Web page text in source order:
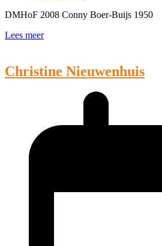
DMHoF 2008 Conny Boer-Buijs 1950
Lees meer
Christine Nieuwenhuis